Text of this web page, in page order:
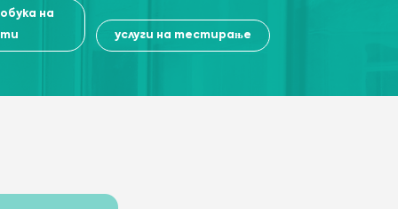
на
услуги на тестирање